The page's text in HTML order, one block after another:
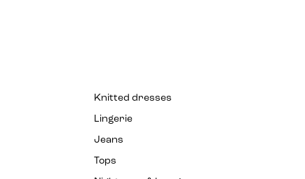
Knitted dresses
Lingerie
Jeans
Tops